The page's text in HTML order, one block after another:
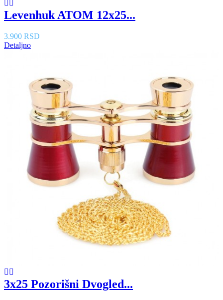
Levenhuk ATOM 12x25...
3.900 RSD
Detaljno
3x25 Pozorišni Dvogled...